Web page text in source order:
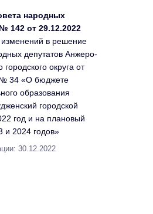
народных
142 от 29.12.2022
в решение
депутатов Анжеро-
городского округа от
34 «О бюджете
образования
городской
год и на плановый
и 2024 годов»
30.12.2022